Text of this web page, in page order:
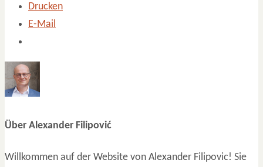
Drucken
E-Mail
Über Alexander Filipović
Willkommen auf der Website von Alexander Filipovic! Sie